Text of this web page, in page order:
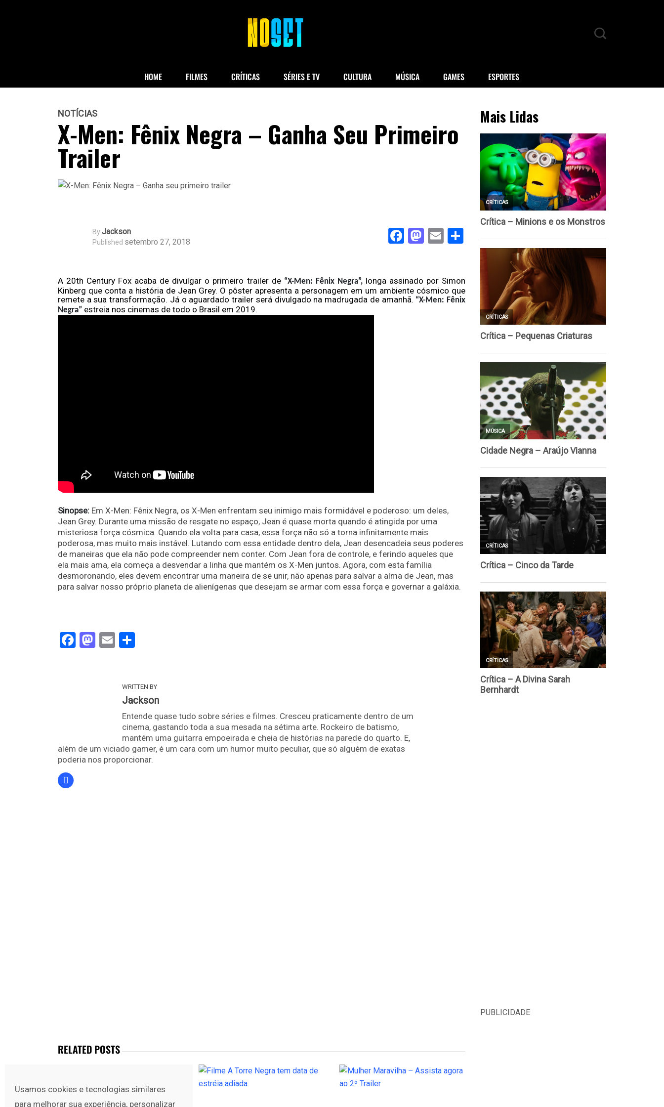
Usamos cookies e tecnologias similares
para melhorar sua experiência, personalizar
HOME FILMES CRÍTICAS SÉRIES E TV CULTURA MÚSICA GAMES ESPORTES
NOTÍCIAS
X-Men: Fênix Negra – Ganha Seu Primeiro
Trailer
ByJackson
Published setembro 27, 2018 Facebook
Mastodon
EmailShare
A 20th Century Fox acaba de divulgar o primeiro trailer de “X-Men: Fênix Negra”,longa assinado por Simon
Kinberg que conta a história de Jean Grey. O pôster apresenta a personagem em um ambiente cósmico que
remete a sua transformação. Já o aguardado trailer será divulgado na madrugada de amanhã. “X-Men: Fênix
Negra” estreia nos cinemas de todo o Brasil em 2019.
Sinopse: Em X-Men: Fênix Negra, os X-Men enfrentam seu inimigo mais formidável e poderoso: um deles,
Jean Grey. Durante uma missão de resgate no espaço, Jean é quase morta quando é atingida por uma
misteriosa força cósmica. Quando ela volta para casa, essa força não só a torna infinitamente mais
poderosa, mas muito mais instável. Lutando com essa entidade dentro dela, Jean desencadeia seus poderes
de maneiras que ela não pode compreender nem conter. Com Jean fora de controle, e ferindo aqueles que
ela mais ama, ela começa a desvendar a linha que mantém os X-Men juntos. Agora, com esta família
desmoronando, eles devem encontrar uma maneira de se unir, não apenas para salvar a alma de Jean, mas
para salvar nosso próprio planeta de alienígenas que desejam se armar com essa força e governar a galáxia.
Facebook
Mastodon
Email
WRITTEN BY
Jackson
Entende quase tudo sobre séries e filmes. Cresceu praticamente dentro de um
cinema, gastando toda a sua mesada na sétima arte. Rockeiro de batismo,
mantém uma guitarra empoeirada e cheia de histórias na parede do quarto. E,
além de um viciado gamer, é um cara com um humor muito peculiar, que só alguém de exatas
poderia nos proporcionar.
Mais Lidas
PUBLICIDADE
RELATED POSTS